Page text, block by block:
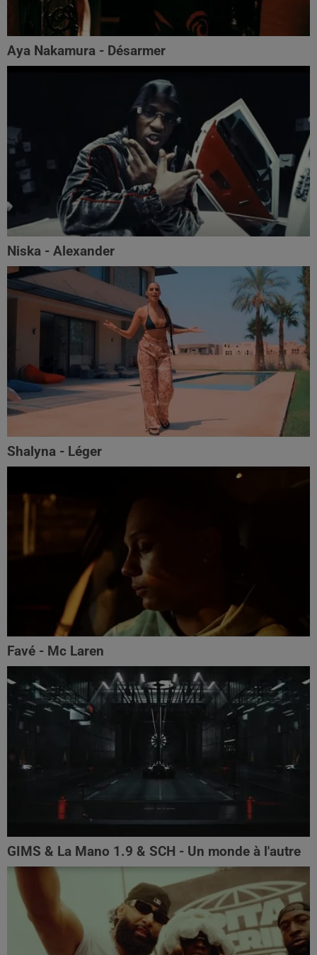
Aya Nakamura - Désarmer
Niska - Alexander
Shalyna - Léger
Favé - Mc Laren
GIMS & La Mano 1.9 & SCH - Un monde à l'autre